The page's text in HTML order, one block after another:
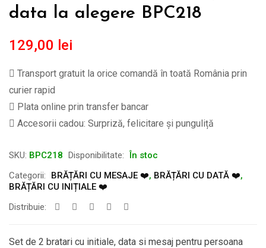
data la alegere BPC218
129,00 lei
Transport gratuit la orice comandă în toată România prin
curier rapid
Plata online prin transfer bancar
Accesorii cadou: Surpriză, felicitare și punguliță
SKU: BPC218 Disponibilitate: În stoc
Categorii:
BRĂȚĂRI CU MESAJE ❤️, BRĂȚĂRI CU DATĂ ❤️,
BRĂȚĂRI CU INIȚIALE ❤️
Distribuie:
Set de 2 bratari cu initiale, data si mesaj pentru persoana